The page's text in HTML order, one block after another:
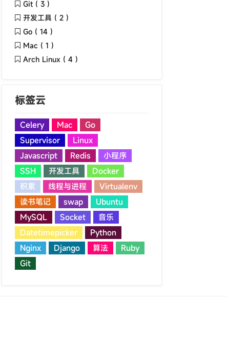
Git ( 3 )
开发工具 ( 2 )
Go ( 14 )
Mac ( 1 )
Arch Linux ( 4 )
标签云
Celery Mac
Go
Supervisor
Linux
Javascript
Redis
小程序
SSH
开发工具
Docker
积累
线程与进程
Virtualenv
读书笔记
swap
Ubuntu
MySQL
Socket
音乐
Datetimepicker
Python
Nginx
Django 算法
Ruby
Git